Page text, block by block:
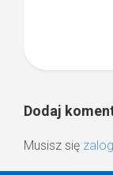
Dodaj
Musisz się